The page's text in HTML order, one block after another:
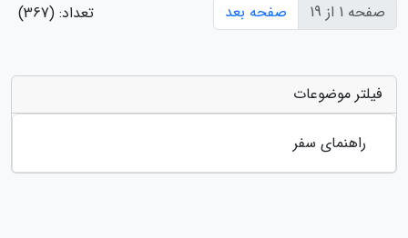
صفحه 1 از 19 صفحه بعد تعداد: (367)
فیلتر موضوعات
راهنمای سفر